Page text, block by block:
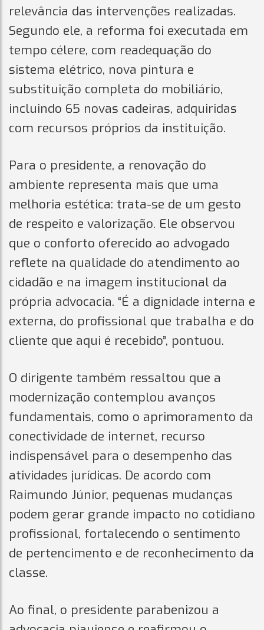
relevância das intervenções realizadas.
Segundo ele, a reforma foi executada em
tempo célere, com readequação do
sistema elétrico, nova pintura e
substituição completa do mobiliário,
incluindo 65 novas cadeiras, adquiridas
com recursos próprios da instituição.
Para o presidente, a renovação do
ambiente representa mais que uma
melhoria estética: trata-se de um gesto
de respeito e valorização. Ele observou
que o conforto oferecido ao advogado
reflete na qualidade do atendimento ao
cidadão e na imagem institucional da
própria advocacia. “É a dignidade interna e
externa, do profissional que trabalha e do
cliente que aqui é recebido”, pontuou.
O dirigente também ressaltou que a
modernização contemplou avanços
fundamentais, como o aprimoramento da
conectividade de internet, recurso
indispensável para o desempenho das
atividades jurídicas. De acordo com
Raimundo Júnior, pequenas mudanças
podem gerar grande impacto no cotidiano
profissional, fortalecendo o sentimento
de pertencimento e de reconhecimento da
classe.
Ao final, o presidente parabenizou a